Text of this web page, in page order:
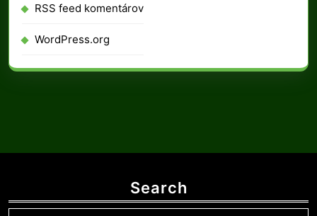
RSS feed komentárov
WordPress.org
Search